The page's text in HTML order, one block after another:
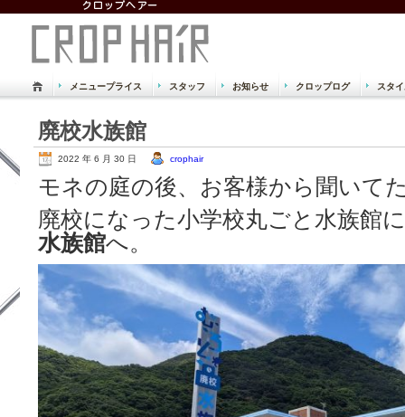
倉敷市 児島 美容室 美容院 クロ
Just another WordPress site
メニュープライス スタッフ お知らせ クロップログ スタ
廃校水族館
2022 年 6 月 30 日 crophair
モネの庭の後、お客様から聞いて
廃校になった小学校丸ごと水族館
水族館へ。